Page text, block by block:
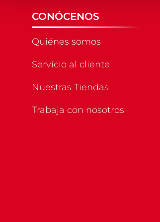
CONÓCENOS
Quiénes somos
Servicio al cliente
Nuestras Tiendas
Trabaja con nosotros